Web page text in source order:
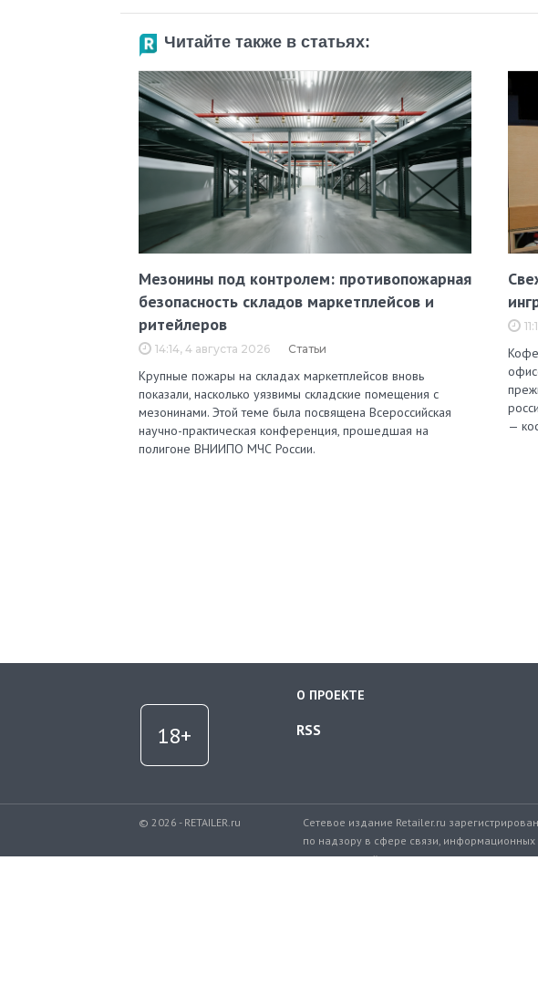
Читайте также в статьях:
Мезонины под контролем: противопожарная
безопасность складов маркетплейсов и
ритейлеров
14:14, 4 августа 2026 Статьи
Крупные пожары на складах маркетплейсов вновь
показали, насколько уязвимы складские помещения с
мезонинами. Этой теме была посвящена Всероссийская
научно-практическая конференция, прошедшая на
полигоне ВНИИПО МЧС России.
—
О ПРОЕКТЕ
RSS
© 2026 - RETAILER.ru
Сетевое издание Retailer.ru
по надзору в сфере связи, информационных
коммуникаций.